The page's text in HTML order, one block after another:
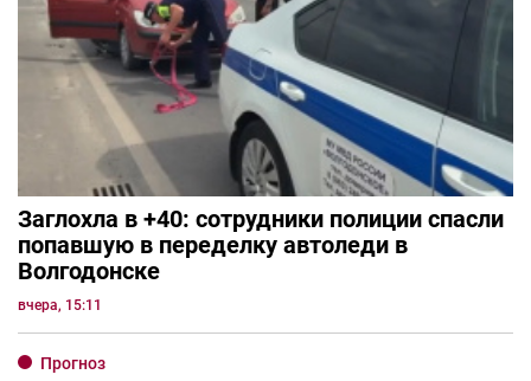
Заглохла в +40: сотрудники полиции спасли
попавшую в переделку автоледи в
Волгодонске
вчера, 15:11
Прогноз